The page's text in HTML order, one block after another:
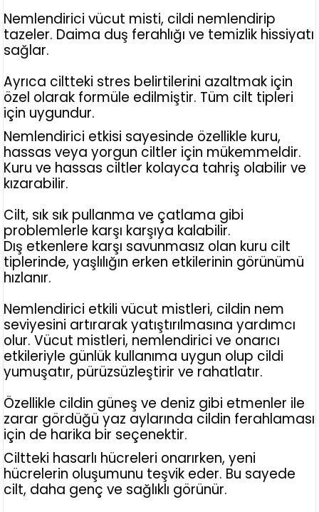
Nemlendirici vücut misti, cildi nemlendirip
tazeler. Daima duş ferahlığı ve temizlik hissiyatı
sağlar.
Ayrıca ciltteki stres belirtilerini azaltmak için
özel olarak formüle edilmiştir. Tüm cilt tipleri
için uygundur.
Nemlendirici etkisi sayesinde özellikle kuru,
hassas veya yorgun ciltler için mükemmeldir.
Kuru ve hassas ciltler kolayca tahriş olabilir ve
kızarabilir.
Cilt, sık sık pullanma ve çatlama gibi
problemlerle karşı karşıya kalabilir.
Dış etkenlere karşı savunmasız olan kuru cilt
tiplerinde, yaşlılığın erken etkilerinin görünümü
hızlanır.
Nemlendirici etkili vücut mistleri, cildin nem
seviyesini artırarak yatıştırılmasına yardımcı
olur. Vücut mistleri, nemlendirici ve onarıcı
etkileriyle günlük kullanıma uygun olup cildi
yumuşatır, pürüzsüzleştirir ve rahatlatır.
Özellikle cildin güneş ve deniz gibi etmenler ile
zarar gördüğü yaz aylarında cildin ferahlaması
için de harika bir seçenektir.
Ciltteki hasarlı hücreleri onarırken, yeni
hücrelerin oluşumunu teşvik eder. Bu sayede
cilt, daha genç ve sağlıklı görünür.